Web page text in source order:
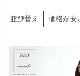
並び替え 価格が安